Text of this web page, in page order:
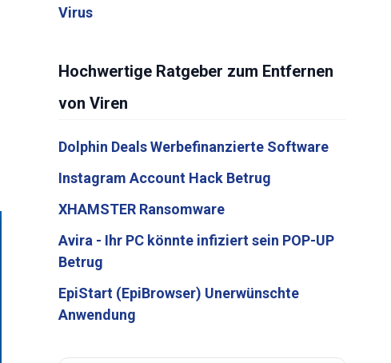
Virus
Hochwertige Ratgeber zum Entfernen
von Viren
Dolphin Deals Werbefinanzierte Software
Instagram Account Hack Betrug
XHAMSTER Ransomware
Avira - Ihr PC könnte infiziert sein POP-UP
Betrug
EpiStart (EpiBrowser) Unerwünschte
Anwendung